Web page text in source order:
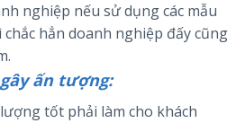
nghiệp nếu sử dụng các mẫu
hẳn doanh nghiệp đấy cũng
ấn tượng:
tốt phải làm cho khách